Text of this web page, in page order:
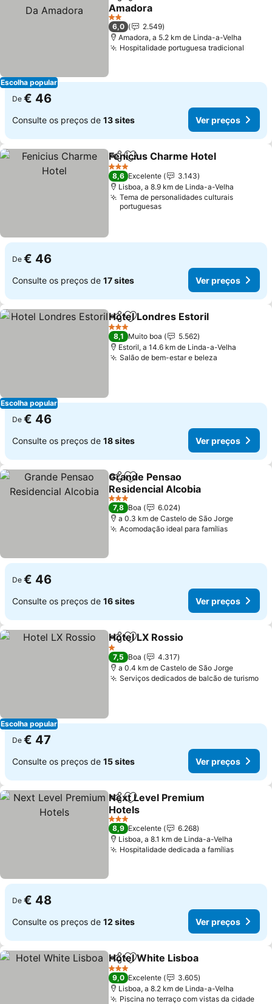
Escolha popular
Amadora
2 Estrelas
6,0
2.549
Amadora, a 5.2 km de Linda-a-Velha
Hospitalidade portuguesa tradicional
De € 46
Consulte os preços de 13 sites Ver preços
PartilharAdicionar aos favoritos
Fenicius Charme Hotel
3 Estrelas
8,6 Excelente
3.143
Lisboa, a 8.9 km de Linda-a-Velha
Tema de personalidades culturais
portuguesas
De € 46
Consulte os preços de 17 sites Ver preços
Escolha popular
PartilharAdicionar aos favoritos
Hotel Londres Estoril
3 Estrelas
8,1 Muito boa
5.562
Estoril, a 14.6 km de Linda-a-Velha
Salão de bem-estar e beleza
De € 46
Consulte os preços de 18 sites Ver preços
PartilharAdicionar aos favoritos
Grande Pensao
Residencial Alcobia
3 Estrelas
7,8 Boa
6.024
a 0.3 km de Castelo de São Jorge
Acomodação ideal para famílias
De € 46
Consulte os preços de 16 sites Ver preços
Escolha popular
PartilharAdicionar aos favoritos
Hotel LX Rossio
1 Estrelas
7,5 Boa
4.317
a 0.4 km de Castelo de São Jorge
Serviços dedicados de balcão de turismo
De € 47
Consulte os preços de 15 sites Ver preços
PartilharAdicionar aos favoritos
Next Level Premium
Hotels
3 Estrelas
8,9 Excelente
6.268
Lisboa, a 8.1 km de Linda-a-Velha
Hospitalidade dedicada a famílias
De € 48
Consulte os preços de 12 sites Ver preços
PartilharAdicionar aos favoritos
Hotel White Lisboa
3 Estrelas
9,0 Excelente
3.605
Lisboa, a 8.2 km de Linda-a-Velha
Piscina no terraço com vistas da cidade